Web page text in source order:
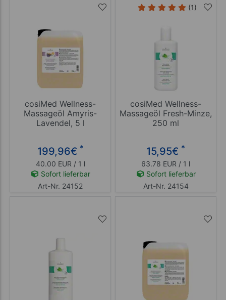
cosiMed Wellness-
Massageöl Amyris-
Lavendel, 5 l
199,96€ *
40.00 EUR / 1 l
Sofort lieferbar
Art-Nr. 24152
(1)
cosiMed Wellness-
Massageöl Fresh-Minze,
250 ml
15,95€ *
63.78 EUR / 1 l
Sofort lieferbar
Art-Nr. 24154